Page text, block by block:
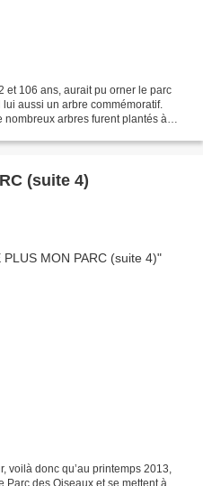
et 106 ans, aurait pu orner le parc
aussi un arbre commémoratif.
nombreux arbres furent plantés à
(suite 4)
voilà donc qu’au printemps 2013,
des Oiseaux et se mettent à